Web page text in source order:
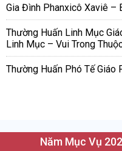
Gia Đình Phanxicô Xaviê –
Thường Huấn Linh Mục
Linh Mục – Vui Trong
Thường Huấn Phó Tế Giáo
Năm Mục Vụ